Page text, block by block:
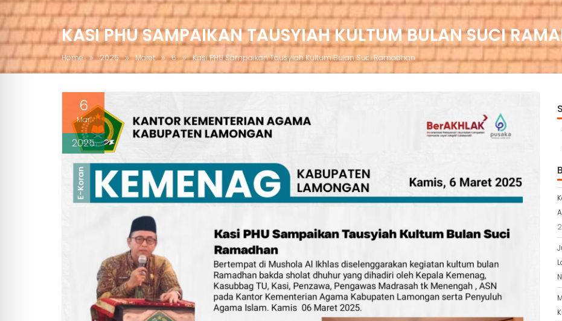
KASI PHU SAMPAIKAN TAUSYIAH KULTUM BULAN SUCI
Home 2025 Maret 6 Kasi PHU Sampaikan Tausyiah Kultum Bulan Suci Ramadhan
6
Mar
2025